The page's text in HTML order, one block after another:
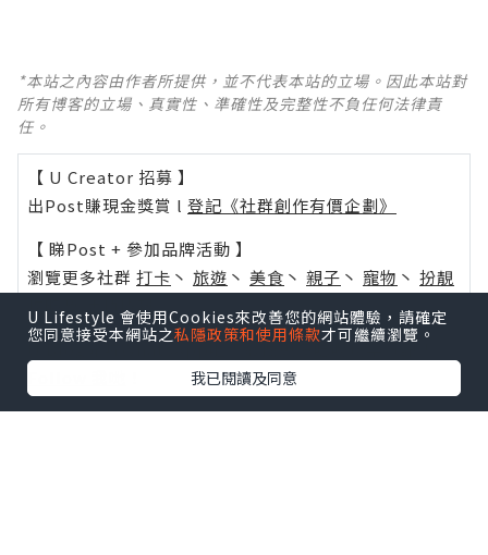
*本站之內容由作者所提供，並不代表本站的立場。因此本站對
所有博客的立場、真實性、準確性及完整性不負任何法律責
任。
【 U Creator 招募 】
出Post賺現金獎賞 l 登記《社群創作有價企劃》
【 睇Post + 參加品牌活動 】
瀏覽更多社群 打卡 丶 旅遊 丶 美食 丶 親子 丶 寵物 丶 扮靚
活動情報
U Blog開咗WhatsApp啦！發掘更多吃喝玩樂資訊！
U Lifestyle 會使用Cookies來改善您的網站體驗，請確定
您同意接受本網站之私隱政策和使用條款才可繼續瀏覽。
我已閱讀及同意